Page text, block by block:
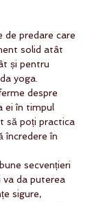
de predare care
solid atât
și pentru
yoga.
despre
ei în timpul
să poți practica
încredere în
secvențieri
va da puterea
sigure,